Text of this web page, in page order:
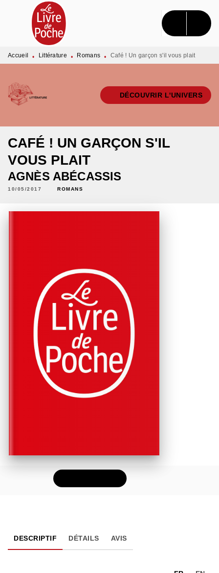
MENU RECHERCHE CONTENU
PIED DE PAGE
Accueil • Littérature • Romans • Café ! Un garçon s'il vous plait
DÉCOUVRIR L'UNIVERS
CAFÉ ! UN GARÇON S'IL
VOUS PLAIT
AGNÈS ABÉCASSIS
10/05/2017 ROMANS
DESCRIPTIF DÉTAILS AVIS